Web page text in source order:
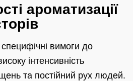
ароматизації
вимоги до
інтенсивність
та постійний рух людей.